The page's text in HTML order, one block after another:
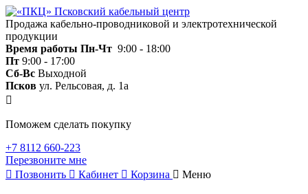
Продажа кабельно-проводниковой и электротехнической
продукции
Время работы Пн-Чт 9:00 - 18:00
Пт 9:00 - 17:00
Сб-Вс Выходной
Псков ул. Рельсовая, д. 1а
Поможем сделать покупку
+7 8112 660-223
Перезвоните мне
Позвонить
Кабинет Корзина Меню